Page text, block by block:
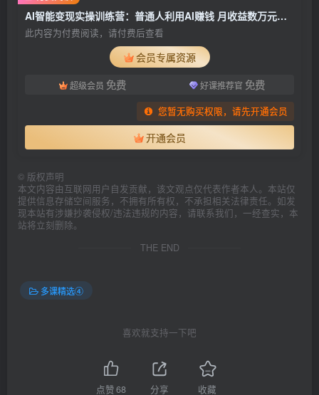
AI智能变现实操训练营：普通人利用AI赚钱 月收益数万元（全套课程+文档）
此内容为付费阅读，请付费后查看
会员专属资源
超级会员 免费 好课推荐官 免费
您暂无购买权限，请先开通会员
开通会员
© 版权声明
本文内容由互联网用户自发贡献，该文观点仅代表作者本人。本站仅
提供信息存储空间服务，不拥有所有权，不承担相关法律责任。如发
现本站有涉嫌抄袭侵权/违法违规的内容，请联系我们，一经查实，本
站将立刻删除。
THE END
多课精选④
喜欢就支持一下吧
点赞68 分享 收藏